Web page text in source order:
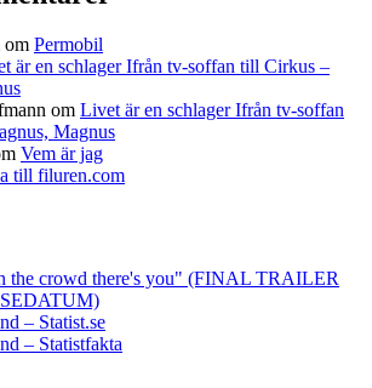
om Permobil
är en schlager Ifrån tv-soffan till Cirkus –
om Livet är en schlager Ifrån tv-soffan
Magnus
Vem är jag
till filuren.com
the crowd there's you" (FINAL TRAILER
– Statist.se
– Statistfakta